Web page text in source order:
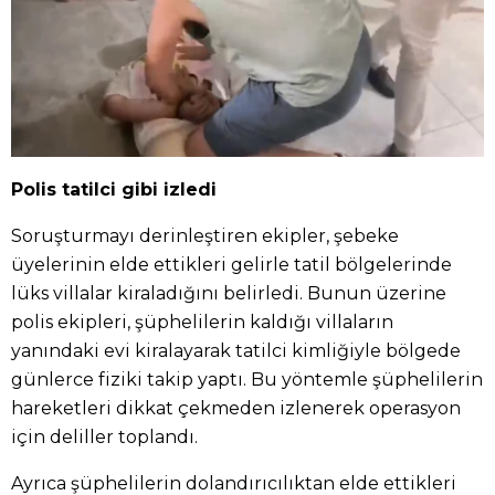
Polis tatilci gibi izledi
Soruşturmayı derinleştiren ekipler, şebeke
üyelerinin elde ettikleri gelirle tatil bölgelerinde
lüks villalar kiraladığını belirledi. Bunun üzerine
polis ekipleri, şüphelilerin kaldığı villaların
yanındaki evi kiralayarak tatilci kimliğiyle bölgede
günlerce fiziki takip yaptı. Bu yöntemle şüphelilerin
hareketleri dikkat çekmeden izlenerek operasyon
için deliller toplandı.
Ayrıca şüphelilerin dolandırıcılıktan elde ettikleri